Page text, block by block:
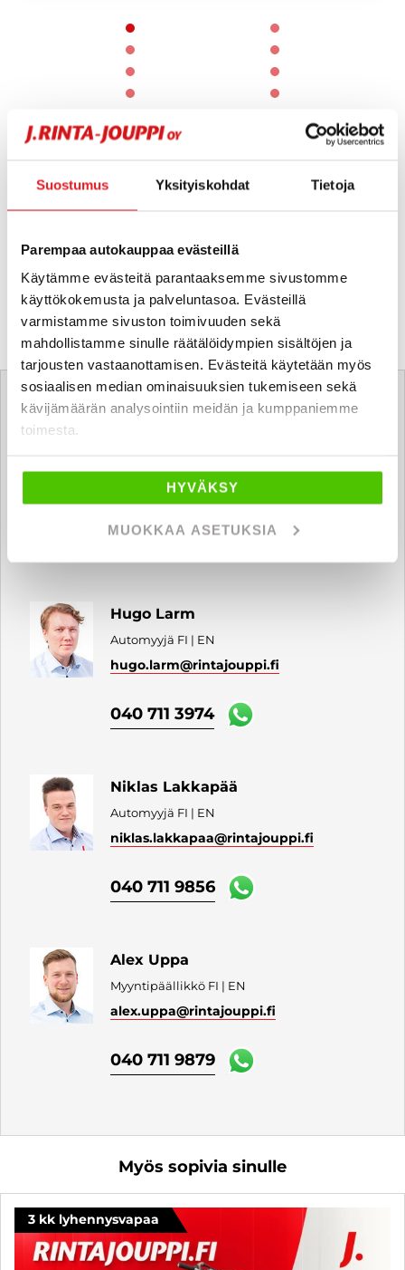
Suostumus Yksityiskohdat Tietoja
Parempaa autokauppaa evästeillä
Käytämme evästeitä parantaaksemme sivustomme
käyttökokemusta ja palveluntasoa. Evästeillä
varmistamme sivuston toimivuuden sekä
mahdollistamme sinulle räätälöidympien sisältöjen ja
tarjousten vastaanottamisen. Evästeitä käytetään myös
sosiaalisen median ominaisuuksien tukemiseen sekä
kävijämäärän analysointiin meidän ja kumppaniemme
toimesta.
HYVÄKSY
MUOKKAA ASETUKSIA
Tätä ajoneuvoa myy
luca.giacoletto@rintajouppi.fi
040 711 9873
Hugo Larm
Automyyjä FI | EN
hugo.larm@rintajouppi.fi
040 711 3974
Niklas Lakkapää
Automyyjä FI | EN
niklas.lakkapaa@rintajouppi.fi
040 711 9856
Alex Uppa
Myyntipäällikkö FI | EN
alex.uppa@rintajouppi.fi
040 711 9879
Myös sopivia sinulle
3 kk lyhennysvapaa